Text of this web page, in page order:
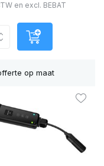
en excl. BEBAT
op maat